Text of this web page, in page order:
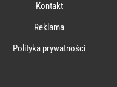
Kontakt
Reklama
Polityka prywatności